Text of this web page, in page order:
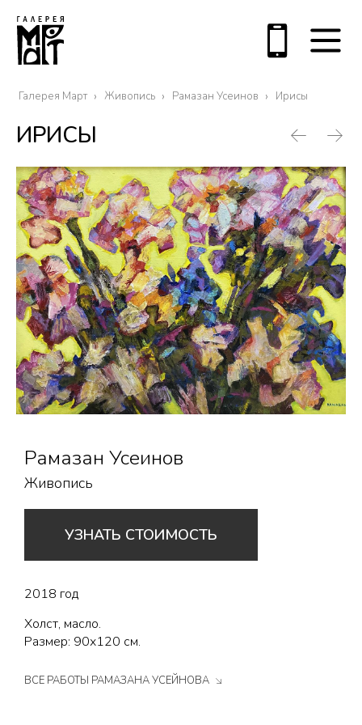
Галерея Март Живопись Рамазан Усеинов Ирисы
ИРИСЫ
Рамазан Усеинов
Живопись
УЗНАТЬ СТОИМОСТЬ
2018 год
Холст, масло.
Размер: 90х120 см.
ВСЕ РАБОТЫ РАМАЗАНА УСЕЙНОВА